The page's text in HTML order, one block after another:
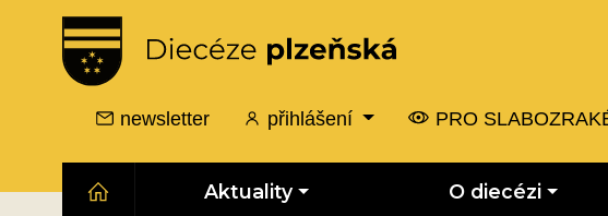
newsletter přihlášení PRO
Aktuality O diecézi